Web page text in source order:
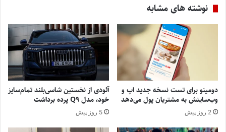
نوشته های مشابه
دومینو برای تست نسخه جدید اپ و
وب‌سایتش به مشتریان پول می‌دهد
2 روز پیش
آئودی از نخستین شاسی‌بلند تمام‌سایز
خود، مدل Q9 پرده برداشت
5 روز پیش